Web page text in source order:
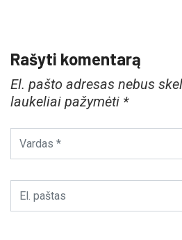
Rašyti komentarą
El. pašto adresas nebus
laukeliai pažymėti *